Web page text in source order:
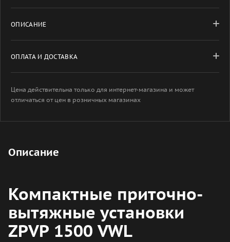
ОПИСАНИЕ
ОПЛАТА И ДОСТАВКА
Цена действительна только для интернет-магазина и может
отличаться от цен в розничных магазинах
Описание
Компактные приточно-
вытяжные установки
ZPVP 1500 VWL